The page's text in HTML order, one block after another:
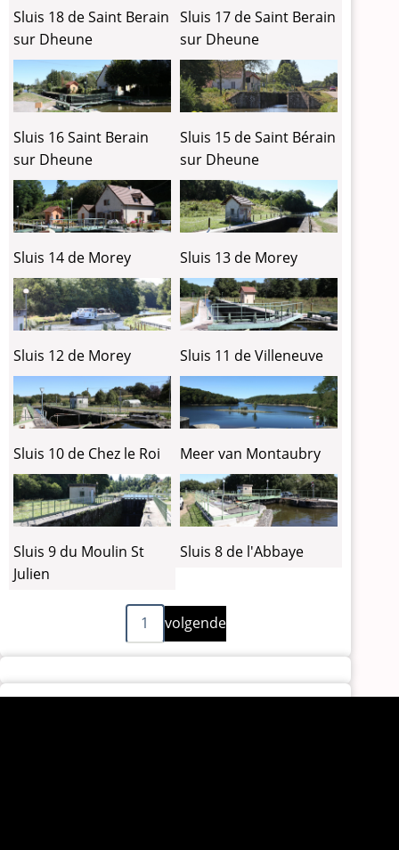
Sluis 18 de Saint Berain
sur Dheune
Sluis 17 de Saint Berain
sur Dheune
Sluis 16 Saint Berain
sur Dheune
Sluis 15 de Saint Bérain
sur Dheune
Sluis 14 de Morey Sluis 13 de Morey
Sluis 12 de Morey Sluis 11 de Villeneuve
Sluis 10 de Chez le Roi Meer van Montaubry
Sluis 9 du Moulin St
Julien
Sluis 8 de l'Abbaye
1
Volgende
pagina
volgende